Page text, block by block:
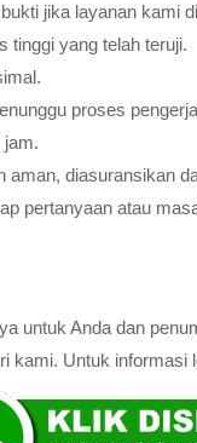
jika layanan kami
tinggi yang telah teruji.
proses
jam.
diasuransikan
pertanyaan atau
untuk Anda dan
Untuk